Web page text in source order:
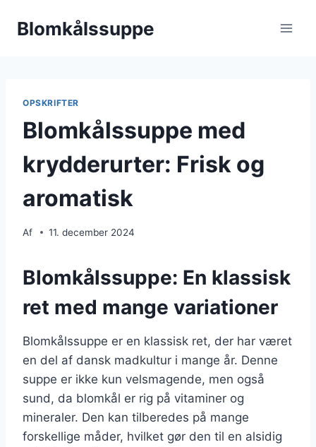
Blomkålssuppe
OPSKRIFTER
Blomkålssuppe med
krydderurter: Frisk og
aromatisk
Af 11. december 2024
Blomkålssuppe: En klassisk
ret med mange variationer
Blomkålssuppe er en klassisk ret, der har været
en del af dansk madkultur i mange år. Denne
suppe er ikke kun velsmagende, men også
sund, da blomkål er rig på vitaminer og
mineraler. Den kan tilberedes på mange
forskellige måder, hvilket gør den til en alsidig